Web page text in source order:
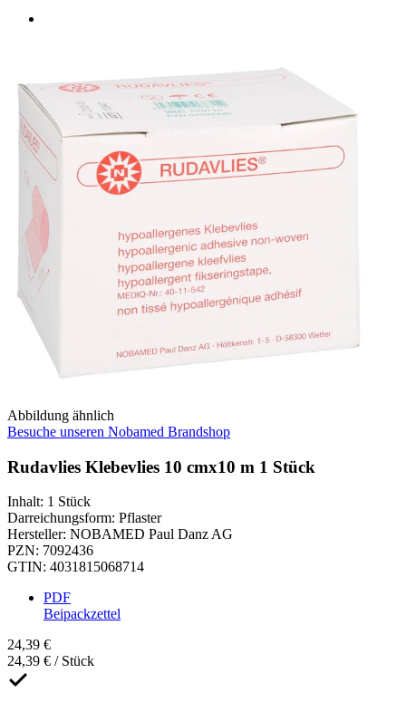
Abbildung ähnlich
Besuche unseren Nobamed Brandshop
Rudavlies Klebevlies 10 cmx10 m 1 Stück
Inhalt: 1 Stück
Darreichungsform: Pflaster
Hersteller: NOBAMED Paul Danz AG
PZN: 7092436
GTIN: 4031815068714
PDF
Beipackzettel
24,39 €
24,39 € / Stück